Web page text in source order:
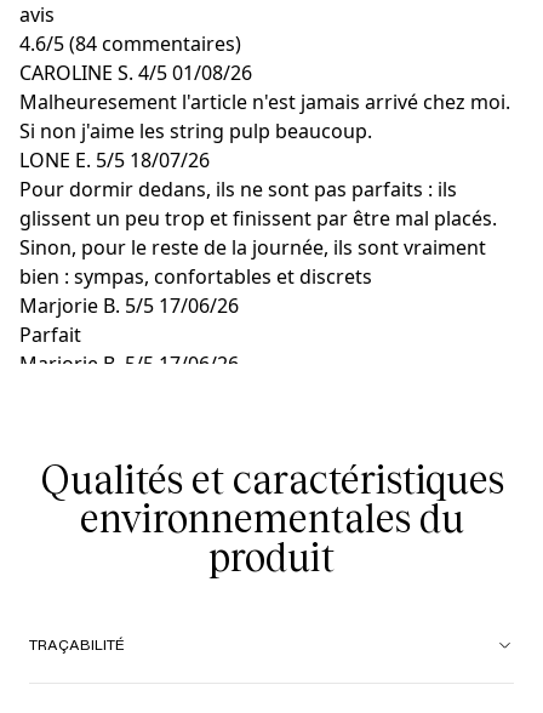
avis
4.6/5(84 commentaires)
CAROLINE S. 4/501/08/26
Malheuresement l'article n'est jamais arrivé chez moi.
Si non j'aime les string pulp beaucoup.
LONE E. 5/5 18/07/26
Pour dormir dedans, ils ne sont pas parfaits : ils
glissent un peu trop et finissent par être mal placés.
Sinon, pour le reste de la journée, ils sont vraiment
bien : sympas, confortables et discrets
Marjorie B. 5/5 17/06/26
Parfait
Marjorie B. 5/5 17/06/26
Qualités et caractéristiques
environnementales du
produit
TRAÇABILITÉ